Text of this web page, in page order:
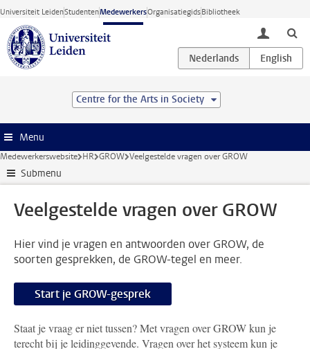
Ga direct naar de inhoud
Universiteit LeidenStudentenMedewerkersOrganisatiegidsBibliotheek
toggle
Centre for the Arts in Society
Menu
Medewerkerswebsite HR GROW Veelgestelde vragen over GROW
Submenu
Veelgestelde vragen over GROW
Hier vind je vragen en antwoorden over GROW, de
soorten gesprekken, de GROW-tegel en meer.
Start je GROW-gesprek
Staat je vraag er niet tussen? Met vragen over GROW kun je
terecht bij je leidinggevende. Vragen over het systeem kun je